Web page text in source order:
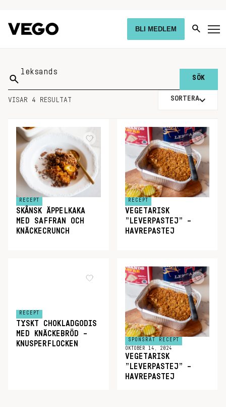
BLI MEDLEM
Sök
på:
VISAR 4 RESULTAT SORTERA
RECEPT
SKÅNSK ÄPPELKAKA
MED SAFFRAN OCH
KNÄCKECRUNCH
RECEPT
VEGETARISK
”LEVERPASTEJ” –
HAVREPASTEJ
RECEPT
TYSKT CHOKLADGODIS
MED KNÄCKEBRÖD –
KNUSPERFLOCKEN
SPONSRAT RECEPT
OKTOBER 14, 2024
VEGETARISK
”LEVERPASTEJ” –
HAVREPASTEJ